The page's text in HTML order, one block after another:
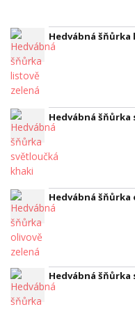
Hedvábná šňůrka
Hedvábná
Hedvábná šňůrka
Hedvábná šňůrka